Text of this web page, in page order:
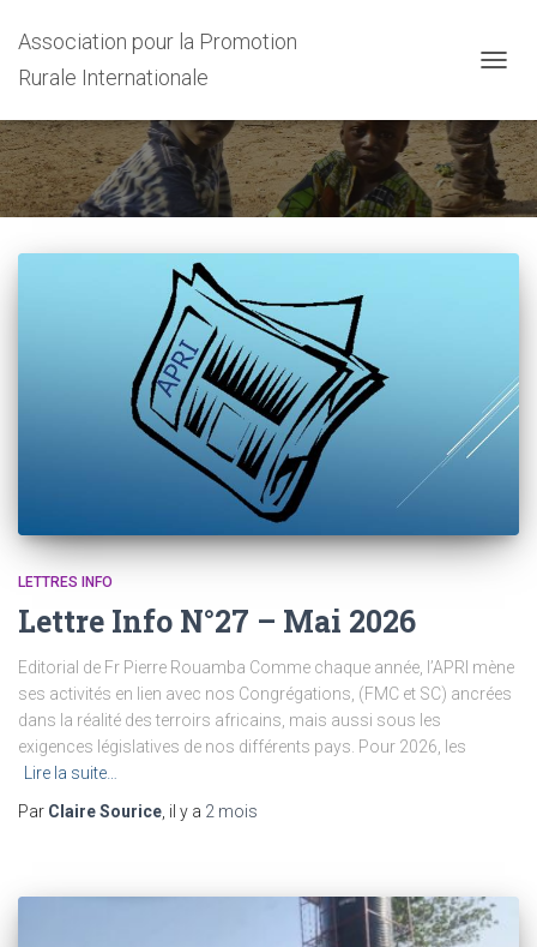
Association pour la Promotion
Rurale Internationale
LETTRES INFO
Lettre Info N°27 – Mai 2026
Editorial de Fr Pierre Rouamba Comme chaque année, l’APRI mène
ses activités en lien avec nos Congrégations, (FMC et SC) ancrées
dans la réalité des terroirs africains, mais aussi sous les
exigences législatives de nos différents pays. Pour 2026, les
Lire la suite…
Par Claire Sourice, il y a 2 mois